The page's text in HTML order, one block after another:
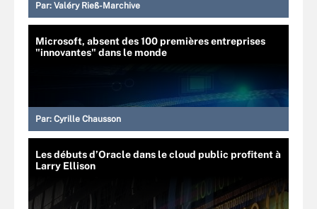
Par: Valéry Rieß-Marchive
Microsoft, absent des 100 premières entreprises
"innovantes" dans le monde
Par: Cyrille Chausson
Les débuts d’Oracle dans le cloud public profitent à
Larry Ellison